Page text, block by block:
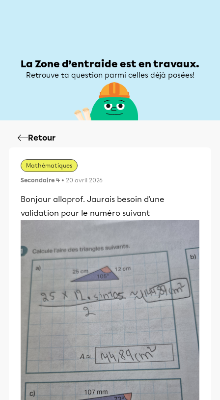
La Zone d’entraide est en travaux.
Retrouve ta question parmi celles déjà posées!
Retour
Mathématiques
Secondaire 4 • 20 avril 2026
Bonjour alloprof. Jaurais besoin d'une
validation pour le numéro suivant